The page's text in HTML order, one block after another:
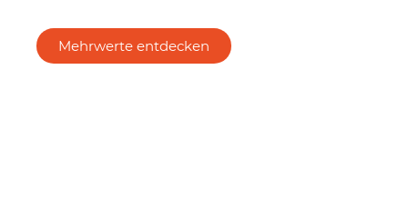
Mehrwerte entdecken